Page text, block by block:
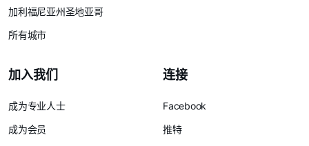
加利福尼亚州圣地亚哥
所有城市
加入我们
成为专业人士
成为会员
连接
Facebook
推特